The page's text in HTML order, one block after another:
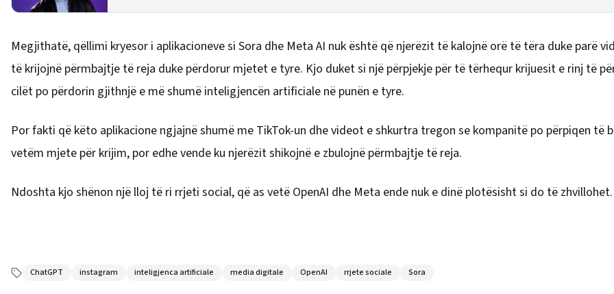
Megjithatë, qëllimi kryesor i aplikacioneve si Sora dhe Meta AI nuk është që njerëzit të kalojnë orë të tëra duke parë
të krijojnë përmbajtje të reja duke përdorur mjetet e tyre. Kjo duket si një përpjekje për të tërhequr krijuesit e rinj të
cilët po përdorin gjithnjë e më shumë inteligjencën artificiale në punën e tyre.
Por fakti që këto aplikacione ngjajnë shumë me TikTok-un dhe videot e shkurtra tregon se kompanitë po përpiqen të
vetëm mjete për krijim, por edhe vende ku njerëzit shikojnë e zbulojnë përmbajtje të reja.
Ndoshta kjo shënon një lloj të ri rrjeti social, që as vetë OpenAI dhe Meta ende nuk e dinë plotësisht si do të zhvillohet.
ChatGPT instagram inteligjenca artificiale media digitale OpenAI rrjete sociale Sora